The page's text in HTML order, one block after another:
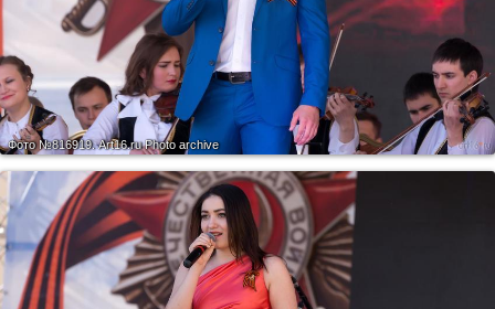
Фото №816919.Art16.ru Photo archive